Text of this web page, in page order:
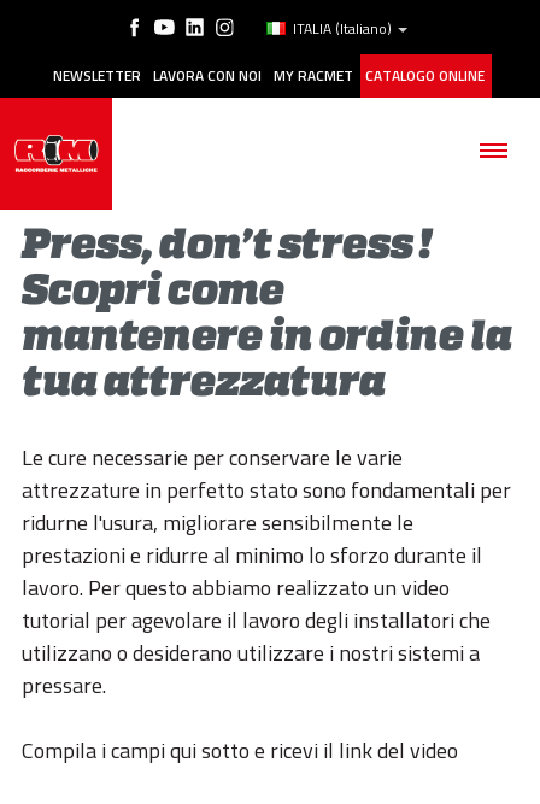
ITALIA (Italiano)
NEWSLETTER LAVORA CON NOI MY RACMET CATALOGO ONLINE
AZIENDA
PRODOTTI
MANUTENZIONE
STORIES
ACADEMY
BIM
HIGHLIGHTS
Press, don’t stress !
Scopri come
mantenere in ordine la
tua attrezzatura
Le cure necessarie per conservare le varie
attrezzature in perfetto stato sono fondamentali per
ridurne l'usura, migliorare sensibilmente le
prestazioni e ridurre al minimo lo sforzo durante il
lavoro. Per questo abbiamo realizzato un video
tutorial per agevolare il lavoro degli installatori che
utilizzano o desiderano utilizzare i nostri sistemi a
pressare.
Compila i campi qui sotto e ricevi il link del video